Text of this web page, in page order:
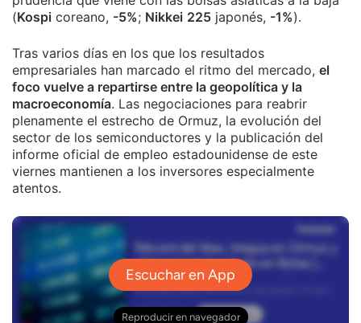
(Kospi coreano, -5%; Nikkei 225 japonés, -1%).
Tras varios días en los que los resultados
empresariales han marcado el ritmo del mercado, el
foco vuelve a repartirse entre la geopolítica y la
macroeconomía. Las negociaciones para reabrir
plenamente el estrecho de Ormuz, la evolución del
sector de los semiconductores y la publicación del
informe oficial de empleo estadounidense de este
viernes mantienen a los inversores especialmente
atentos.